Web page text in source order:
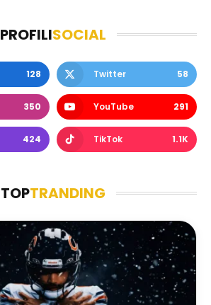
PROFILISOCIAL
128 Twitter 58
350 YouTube 291
424 TikTok 1.1K
TOPTRANDING